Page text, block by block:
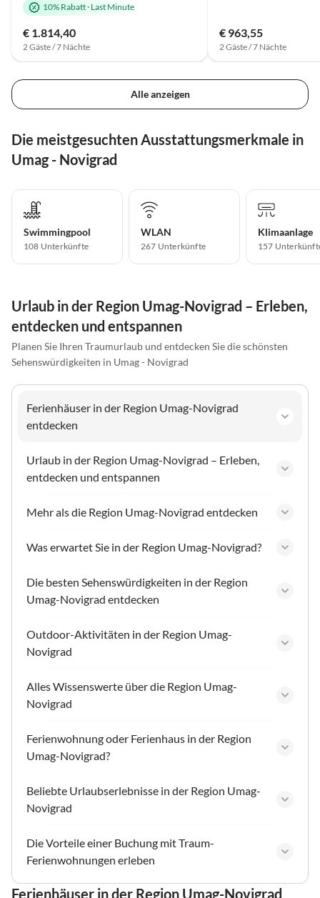
10% Rabatt· Last Minute
€ 1.814,40
2 Gäste / 7 Nächte
€ 963,55
2 Gäste / 7 Nächte
Alle anzeigen
Die meistgesuchten Ausstattungsmerkmale in
Umag - Novigrad
Swimmingpool
108 Unterkünfte
WLAN
267 Unterkünfte
Klimaanlage
157
Urlaub in der Region Umag-Novigrad – Erleben,
entdecken und entspannen
Planen Sie Ihren Traumurlaub und entdecken Sie die schönsten
Sehenswürdigkeiten in Umag - Novigrad
Ferienhäuser in der Region Umag-Novigrad
entdecken
Urlaub in der Region Umag-Novigrad – Erleben,
entdecken und entspannen
Mehr als die Region Umag-Novigrad entdecken
Was erwartet Sie in der Region Umag-Novigrad?
Die besten Sehenswürdigkeiten in der Region
Umag-Novigrad entdecken
Outdoor-Aktivitäten in der Region Umag-
Novigrad
Alles Wissenswerte über die Region Umag-
Novigrad
Ferienwohnung oder Ferienhaus in der Region
Umag-Novigrad?
Beliebte Urlaubserlebnisse in der Region Umag-
Novigrad
Die Vorteile einer Buchung mit Traum-
Ferienwohnungen erleben
Ferienhäuser in der Region Umag-Novigrad